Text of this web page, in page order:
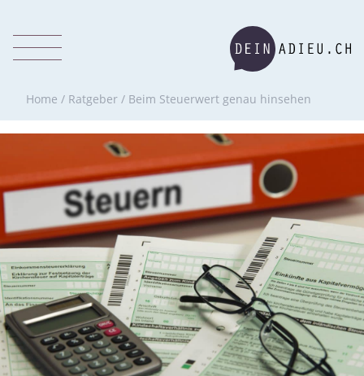
Home / Ratgeber / Beim Steuerwert genau hinsehen